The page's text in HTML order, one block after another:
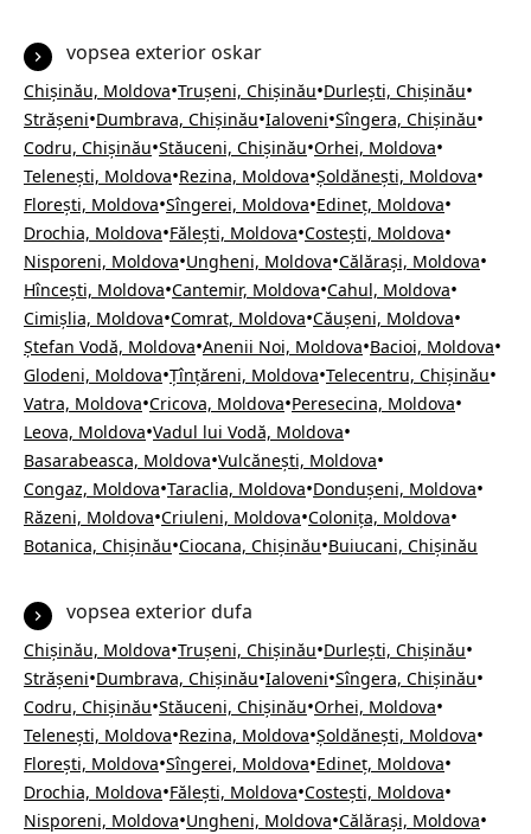
vopsea exterior oskar
Chișinău, Moldova•Trușeni, Chișinău•Durlești, Chișinău•
Strășeni•Dumbrava, Chișinău•Ialoveni•Sîngera, Chișinău•
Codru, Chișinău•Stăuceni, Chișinău•Orhei, Moldova•
Telenești, Moldova•Rezina, Moldova•Șoldănești, Moldova•
Florești, Moldova•Sîngerei, Moldova•Edineț, Moldova•
Drochia, Moldova•Fălești, Moldova•Costești, Moldova•
Nisporeni, Moldova•Ungheni, Moldova•Călărași, Moldova•
Hîncești, Moldova•Cantemir, Moldova•Cahul, Moldova•
Cimișlia, Moldova•Comrat, Moldova•Căușeni, Moldova•
Ștefan Vodă, Moldova•Anenii Noi, Moldova•Bacioi, Moldova•
Glodeni, Moldova•Țînțăreni, Moldova•Telecentru, Chișinău•
Vatra, Moldova•Cricova, Moldova•Peresecina, Moldova•
Leova, Moldova•Vadul lui Vodă, Moldova•
Basarabeasca, Moldova•Vulcănești, Moldova•
Congaz, Moldova•Taraclia, Moldova•Dondușeni, Moldova•
Răzeni, Moldova•Criuleni, Moldova•Colonița, Moldova•
Botanica, Chișinău•Ciocana, Chișinău•Buiucani, Chișinău
vopsea exterior dufa
Chișinău, Moldova•Trușeni, Chișinău•Durlești, Chișinău•
Strășeni•Dumbrava, Chișinău•Ialoveni•Sîngera, Chișinău•
Codru, Chișinău•Stăuceni, Chișinău•Orhei, Moldova•
Telenești, Moldova•Rezina, Moldova•Șoldănești, Moldova•
Florești, Moldova•Sîngerei, Moldova•Edineț, Moldova•
Drochia, Moldova•Fălești, Moldova•Costești, Moldova•
Nisporeni, Moldova•Ungheni, Moldova•Călărași, Moldova•